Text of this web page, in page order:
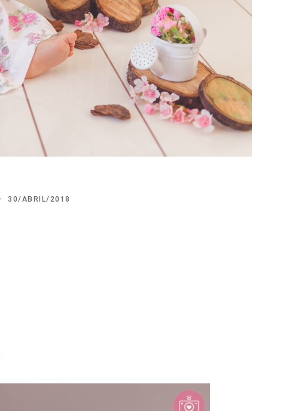
30/ABRIL/2018